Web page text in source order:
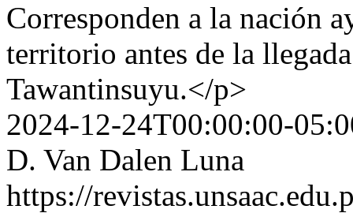
Corresponden a la nación
territorio antes de la
Tawantinsuyu.</p>
2024-12-24T00:00:00-
D. Van Dalen Luna
https://